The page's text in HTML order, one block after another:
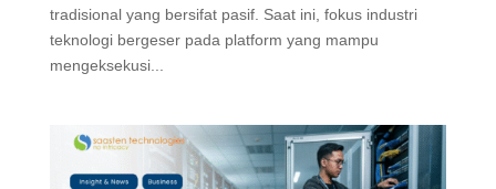
tradisional yang bersifat pasif. Saat ini, fokus industri
teknologi bergeser pada platform yang mampu
mengeksekusi...